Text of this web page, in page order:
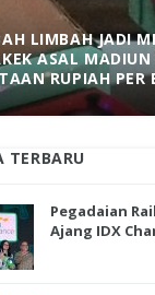
LIMBAH JADI
ASAL
RUPIAH PER
TERBARU
Pegadaian
Ajang IDX